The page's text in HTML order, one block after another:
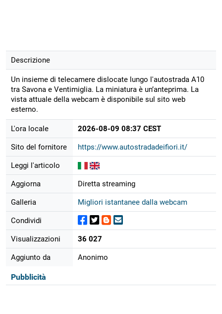
Descrizione
Un insieme di telecamere dislocate lungo l'autostrada A10
tra Savona e Ventimiglia. La miniatura è un’anteprima. La
vista attuale della webcam è disponibile sul sito web
esterno.
L'ora locale 2026-08-09 08:37 CEST
Sito del fornitore https://www.autostradadeifiori.it/
Leggi l'articolo
Aggiorna Diretta streaming
Galleria Migliori istantanee dalla webcam
Condividi
Visualizzazioni 36 027
Aggiunto da Anonimo
Pubblicità